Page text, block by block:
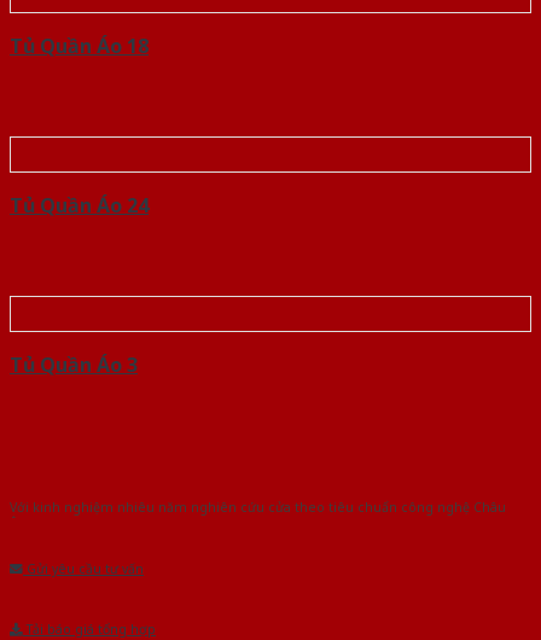
Tủ Quần Áo 18
Tủ Quần Áo 24
Tủ Quần Áo 3
Với kinh nghiệm nhiêu năm nghiên cứu cửa theo tiêu chuẩn công nghệ Châu
Âu.Chúng tôi tự tin là nhà sản xuất & cung cấp hàng đầu tại Việt Nam!
Gửi yêu cầu tư vấn
Tải báo giá tổng hợp